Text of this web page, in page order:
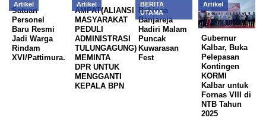
Artikel
Satuan
Personel
Baru Resmi
Jadi Warga
Rindam
XVI/Pattimura.
Artikel
AMPAT(ALIANSI
MASYARAKAT
PEDULI
ADMINISTRASI
TULUNGAGUNG)
MEMINTA
DPR UNTUK
MENGGANTI
KEPALA BPN
BERITA
UTAMA
Babinsa
Banjareja
Hadiri Malam
Puncak
Kuwarasan
Fest
Artikel
Gubernur
Kalbar, Buka
Pelepasan
Kontingen
KORMI
Kalbar untuk
Fornas VIII di
NTB Tahun
2025